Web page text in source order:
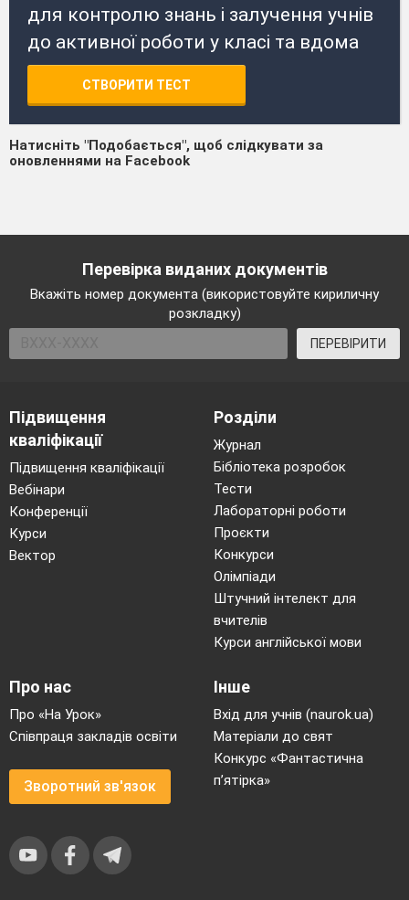
для контролю знань і залучення учнів
до активної роботи у класі та вдома
СТВОРИТИ ТЕСТ
Натисніть "Подобається", щоб слідкувати за
оновленнями на Facebook
Перевірка виданих документів
Вкажіть номер документа (використовуйте кириличну
розкладку)
ПЕРЕВІРИТИ
Підвищення
кваліфікації
Підвищення кваліфікації
Вебінари
Конференції
Курси
Вектор
Розділи
Журнал
Бібліотека розробок
Тести
Лабораторні роботи
Проєкти
Конкурси
Олімпіади
Штучний інтелект для
вчителів
Курси англійської мови
Про нас
Про «На Урок»
Співпраця закладів освіти
Зворотний зв'язок
Інше
Вхід для учнів (naurok.ua)
Матеріали до свят
Конкурс «Фантастична
п’ятірка»